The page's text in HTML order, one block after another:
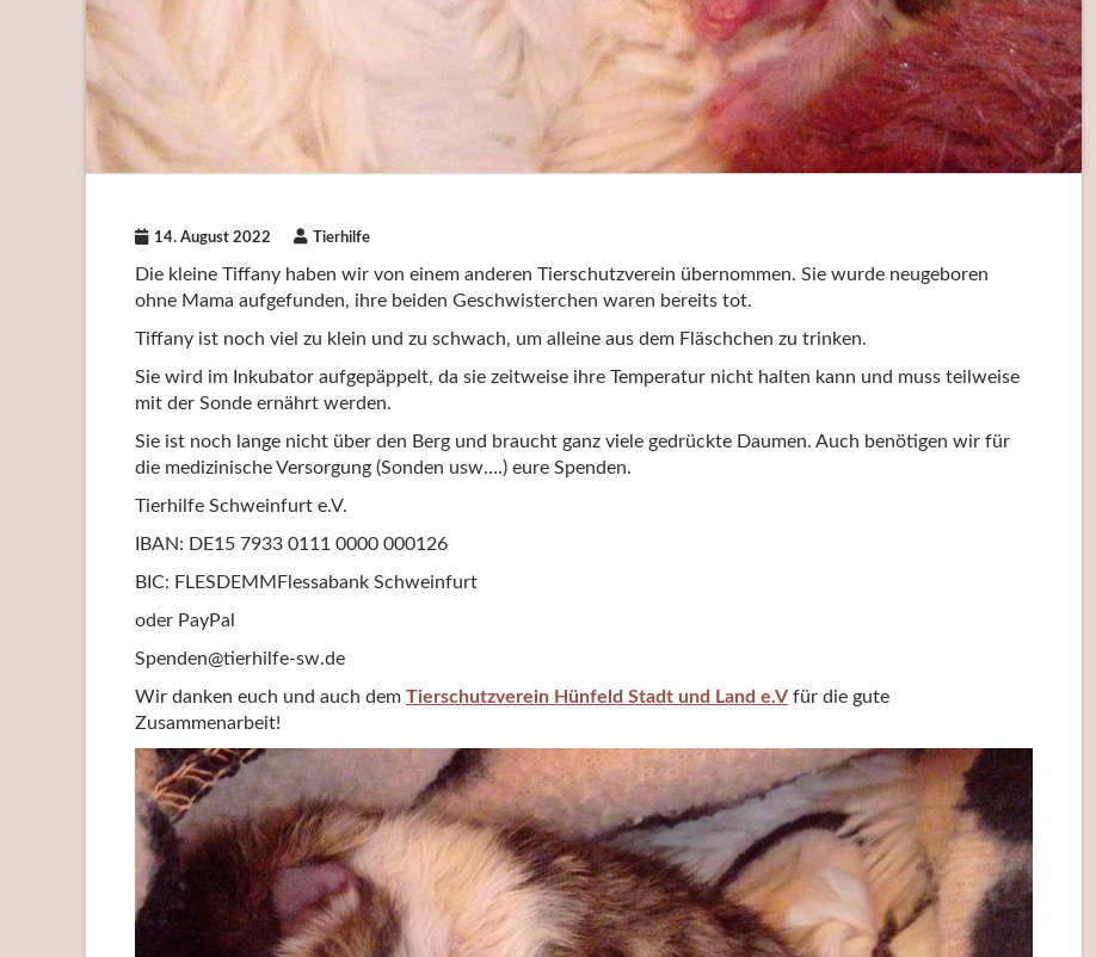
14. August 2022 Tierhilfe
Die kleine Tiffany haben wir von einem anderen Tierschutzverein übernommen. Sie wurde neugeboren
ohne Mama aufgefunden, ihre beiden Geschwisterchen waren bereits tot.
Tiffany ist noch viel zu klein und zu schwach, um alleine aus dem Fläschchen zu trinken.
Sie wird im Inkubator aufgepäppelt, da sie zeitweise ihre Temperatur nicht halten kann und muss teilweise
mit der Sonde ernährt werden.
Sie ist noch lange nicht über den Berg und braucht ganz viele gedrückte Daumen. Auch benötigen wir für
die medizinische Versorgung (Sonden usw….) eure Spenden.
Tierhilfe Schweinfurt e.V.
IBAN: DE15 7933 0111 0000 000126
BIC: FLESDEMMFlessabank Schweinfurt
oder PayPal
Spenden@tierhilfe-sw.de
Wir danken euch und auch dem Tierschutzverein Hünfeld Stadt und Land e.V für die gute
Zusammenarbeit!